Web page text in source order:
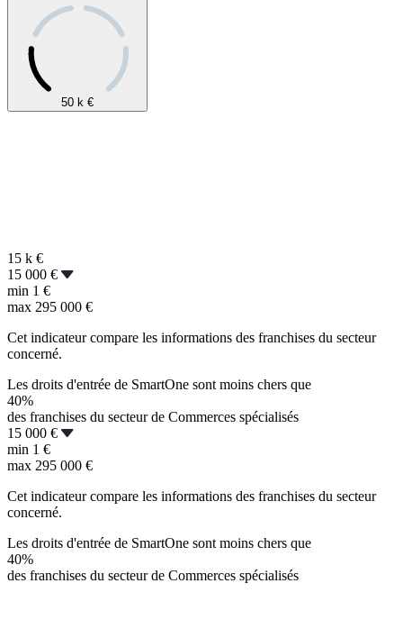
50 k €
15 k €
15 000 €
min 1 €
max 295 000 €
Cet indicateur compare les informations des franchises du secteur
concerné.
Les droits d'entrée de SmartOne sont moins chers que
40%
des franchises du secteur de Commerces spécialisés
15 000 €
min 1 €
max 295 000 €
Cet indicateur compare les informations des franchises du secteur
concerné.
Les droits d'entrée de SmartOne sont moins chers que
40%
des franchises du secteur de Commerces spécialisés